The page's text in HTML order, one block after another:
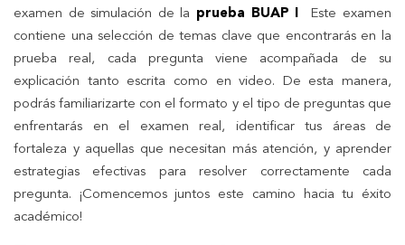
examen de simulación de la prueba BUAP I Este examen
contiene una selección de temas clave que encontrarás en la
prueba real, cada pregunta viene acompañada de su
explicación tanto escrita como en video. De esta manera,
podrás familiarizarte con el formato y el tipo de preguntas que
enfrentarás en el examen real, identificar tus áreas de
fortaleza y aquellas que necesitan más atención, y aprender
estrategias efectivas para resolver correctamente cada
pregunta. ¡Comencemos juntos este camino hacia tu éxito
académico!